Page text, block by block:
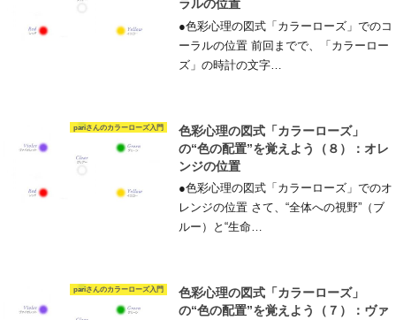
ラルの位置
●色彩心理の図式「カラーローズ」でのコ
ーラルの位置 前回までで、「カラーロー
ズ」の時計の文字…
pariさんのカラーローズ入門
色彩心理の図式「カラーローズ」
の“色の配置”を覚えよう（８）：オレ
ンジの位置
●色彩心理の図式「カラーローズ」でのオ
レンジの位置 さて、“全体への視野”（ブ
ルー）と“生命…
pariさんのカラーローズ入門
色彩心理の図式「カラーローズ」
の“色の配置”を覚えよう（７）：ヴァ